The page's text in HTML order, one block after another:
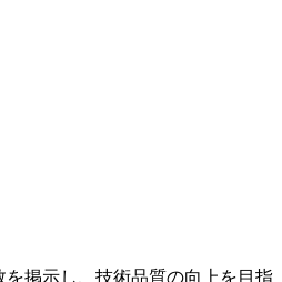
掲示し、技術品質の向上を目指